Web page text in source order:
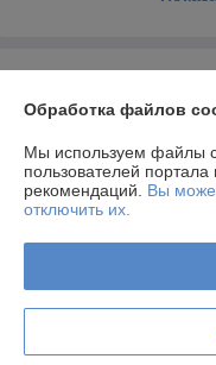
О нас
Доставка и оплата
График работы
Политика обработки
Обработка файлов
Мы используем файлы
пользователей
рекомендаций. Вы
отключить их.